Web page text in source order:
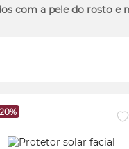
com a pele do rosto e